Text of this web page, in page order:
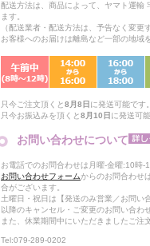
配送方法は、商品によって、ヤマト運輸
ます。
（配送業者・配送方法は、予告なく変更
お客様へのお届けは離島など一部の地域
只今ご注文頂くと8月8日 に発送可能です
只今お振込みを頂くと8月10日 に発送可
お問い合わせについて
お電話でのお問合わせは月曜-金曜:10時-
お問い合わせフォームからのお問合わせ
合がございます。
土曜日・祝日は【発送のみ営業／お問
以降のキャンセル・ご変更のお問い合わ
また、休業期間中にいただきましたご注
Tel:079-289-0202